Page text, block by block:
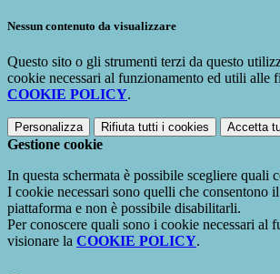
Nessun contenuto da visualizzare
Questo sito o gli strumenti terzi da questo
cookie necessari al funzionamento ed utili alle
COOKIE POLICY.
Personalizza Rifiuta tutti i cookies Accetta
Gestione cookie
In questa schermata è possibile scegliere quali
I cookie necessari sono quelli che consentono
piattaforma e non è possibile disabilitarli.
Per conoscere quali sono i cookie necessari al
visionare la COOKIE POLICY.